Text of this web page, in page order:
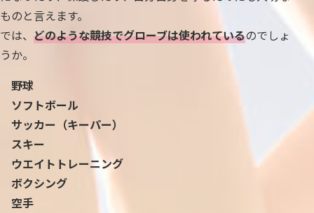
ものと言えます。
では、 どのような競技でグローブは使われているのでしょ
うか。
野球
ソフトボール
サッカー（キーパー）
スキー
ウエイトトレーニング
ボクシング
空手